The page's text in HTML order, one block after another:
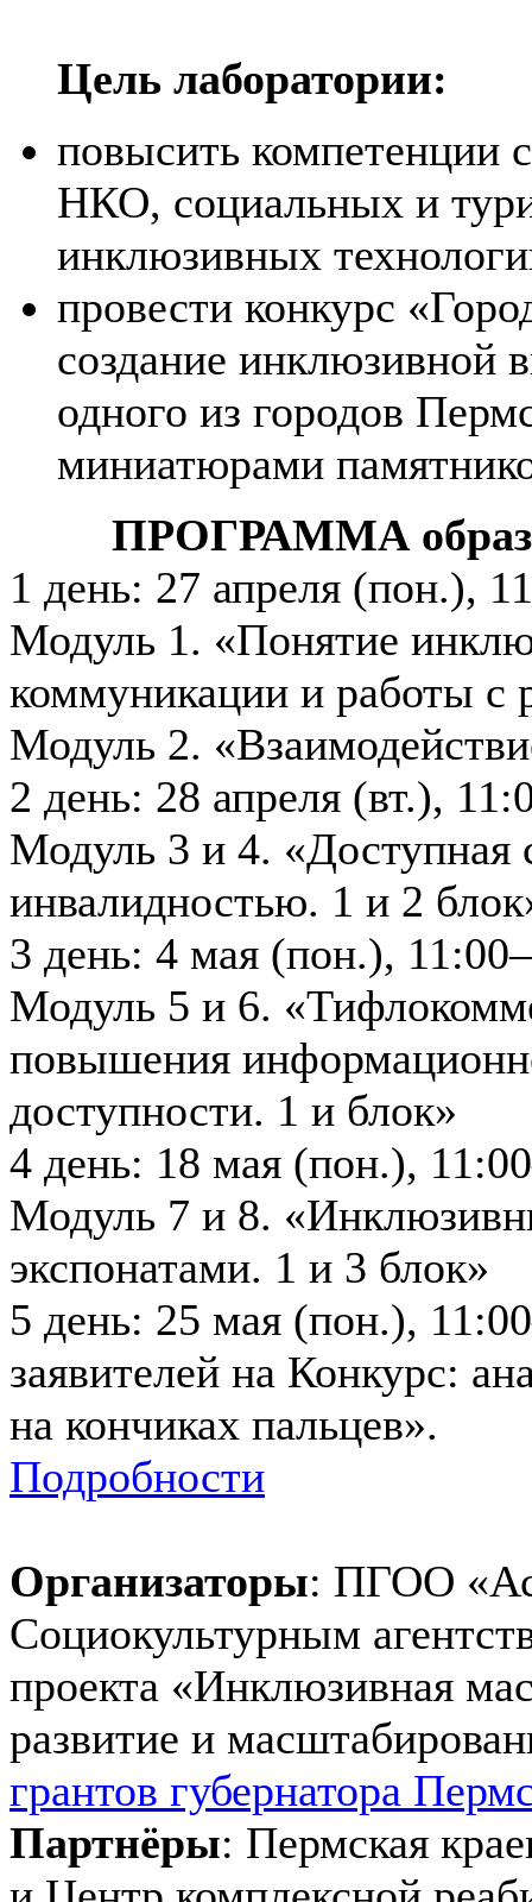
Цель лаборатории:
повысить компетенции
НКО, социальных и
инклюзивных
провести конкурс
создание инклюзивной
одного из городов
миниатюрами
ПРОГРАММА
1 день: 27 апреля (пон.),
Модуль 1. «Понятие
коммуникации и работы с
Модуль 2.
2 день: 28 апреля (вт.),
Модуль 3 и 4. «Доступная
инвалидностью. 1 и 2
3 день: 4 мая (пон.),
Модуль 5 и 6.
повышения
доступности. 1 и блок»
4 день: 18 мая (пон.),
Модуль 7 и 8.
экспонатами. 1 и 3 блок»
5 день: 25 мая (пон.),
заявителей на Конкурс:
на кончиках пальцев».
Подробности
Организаторы: ПГОО
Социокультурным
проекта «Инклюзивная
развитие и
грантов губернатора
Партнёры: Пермская